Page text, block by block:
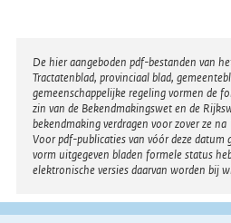
Disclaimer
De hier aangeboden pdf-bestanden van
Tractatenblad, provinciaal blad,
gemeenschappelijke regeling vormen de
zin van de Bekendmakingswet en de
bekendmaking verdragen voor zover ze
Voor pdf-publicaties van vóór deze datum
vorm uitgegeven bladen formele status
elektronische versies daarvan worden bij